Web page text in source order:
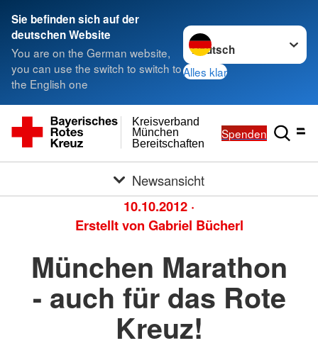
Sie befinden sich auf der
deutschen Website
You are on the German website,
you can use the switch to switch to
the English one
Sprache wechseln zu
Alles klar
Bereitschaften
München
Kreisverband
Spenden
Newsansicht
10.10.2012 ·
Erstellt von Gabriel Bücherl
München Marathon
- auch für das Rote
Kreuz!